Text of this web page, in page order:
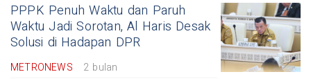
PPPK Penuh Waktu dan Paruh
Waktu Jadi Sorotan, Al Haris Desak
Solusi di Hadapan DPR
METRONEWS 2 bulan